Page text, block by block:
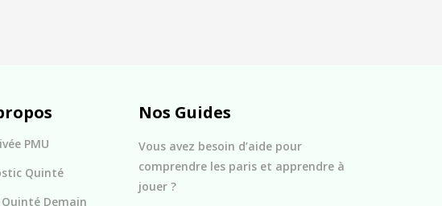
PMU
Quinté
Demain
Nos Guides
Vous avez besoin d’aide pour
comprendre les paris et apprendre à
jouer ?